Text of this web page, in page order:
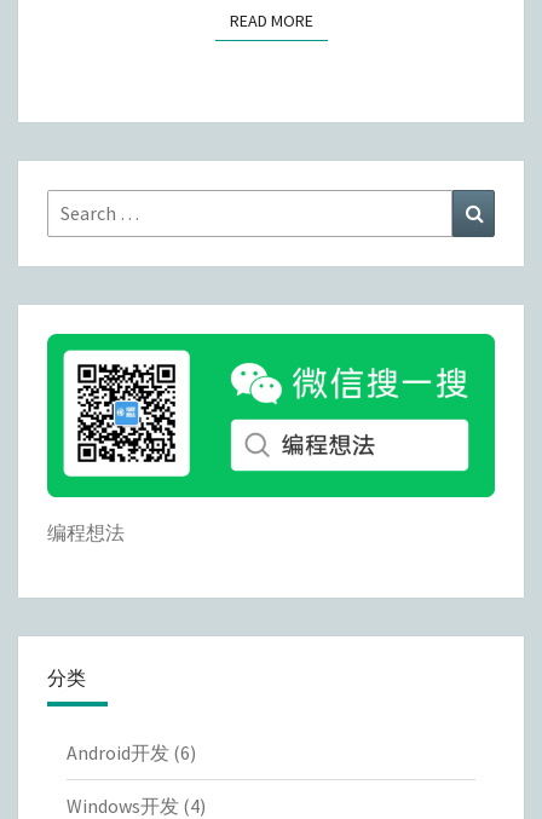
问
题
READ MOREREAD MORE
Search
for:
编程想法
分类
Android开发 (6)
Windows开发 (4)